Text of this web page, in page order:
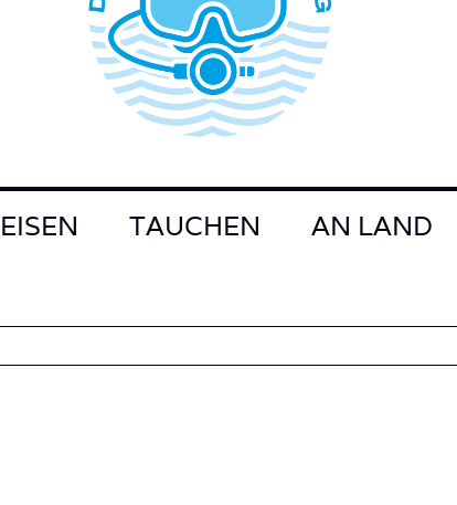
TAUCHEN AN LAND